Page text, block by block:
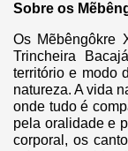
Sobre os
Os Mẽbêngôkre
Trincheira
território e modo
natureza. A vida
onde tudo é
pela oralidade e
corporal, os